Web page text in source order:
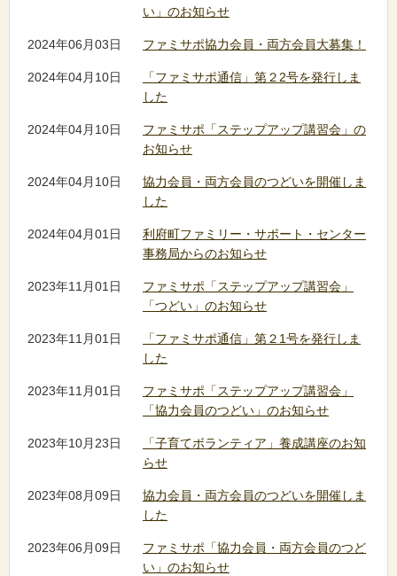
い」のお知らせ
2024年06月03日 ファミサポ協力会員・両方会員大募集！
2024年04月10日
「ファミサポ通信」第２2号を発行しま
した
2024年04月10日
ファミサポ「ステップアップ講習会」の
お知らせ
2024年04月10日
協力会員・両方会員のつどいを開催しま
した
2024年04月01日
利府町ファミリー・サポート・センター
事務局からのお知らせ
2023年11月01日
ファミサポ「ステップアップ講習会」
「つどい」のお知らせ
2023年11月01日
「ファミサポ通信」第２1号を発行しま
した
2023年11月01日
ファミサポ「ステップアップ講習会」
「協力会員のつどい」のお知らせ
2023年10月23日
「子育てボランティア」養成講座のお知
らせ
2023年08月09日
協力会員・両方会員のつどいを開催しま
した
2023年06月09日
ファミサポ「協力会員・両方会員のつど
い」のお知らせ